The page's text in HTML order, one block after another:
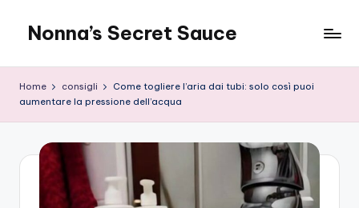
content
Nonna’s Secret Sauce
Home consigli
Come togliere l’aria dai tubi: solo così puoi
aumentare la pressione dell’acqua